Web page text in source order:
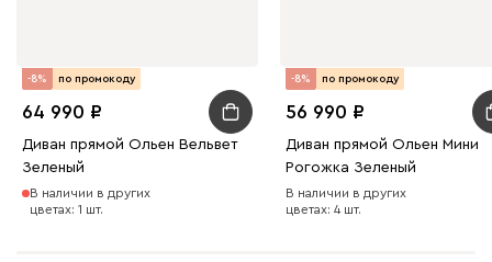
Бежевый Графит Молочный Серый
Дарте
-8% по промокоду
64 990
Диван прямой Ольен Вельвет
Зеленый
В наличии в других
цветах: 1 шт.
-8% по промокоду
56 990
Диван прямой Ольен Мини
Рогожка Зеленый
В наличии в других
цветах: 4 шт.